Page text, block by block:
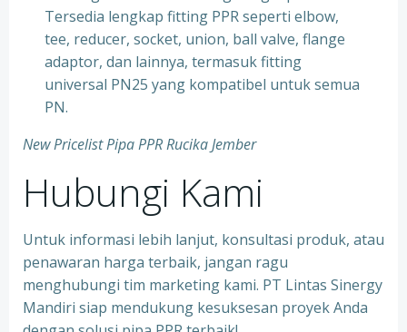
Tersedia lengkap fitting PPR seperti elbow,
tee, reducer, socket, union, ball valve, flange
adaptor, dan lainnya, termasuk fitting
universal PN25 yang kompatibel untuk semua
PN.
New Pricelist Pipa PPR Rucika Jember
Hubungi Kami
Untuk informasi lebih lanjut, konsultasi produk, atau
penawaran harga terbaik, jangan ragu
menghubungi tim marketing kami. PT Lintas Sinergy
Mandiri siap mendukung kesuksesan proyek Anda